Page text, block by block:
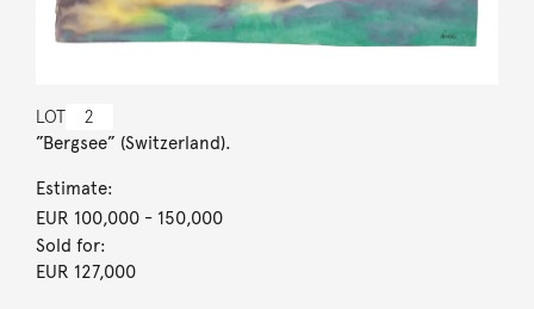
LOT 2
”Bergsee” (Switzerland).
Estimate:
EUR 100,000- 150,000
Sold for:
EUR 127,000